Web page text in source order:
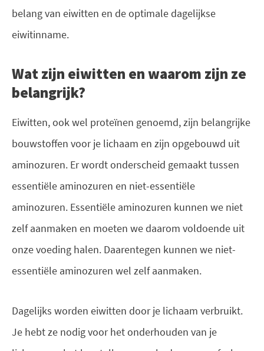
belang van eiwitten en de optimale dagelijkse
eiwitinname.
Wat zijn eiwitten en waarom zijn ze
belangrijk?
Eiwitten, ook wel proteïnen genoemd, zijn belangrijke
bouwstoffen voor je lichaam en zijn opgebouwd uit
aminozuren. Er wordt onderscheid gemaakt tussen
essentiële aminozuren en niet-essentiële
aminozuren. Essentiële aminozuren kunnen we niet
zelf aanmaken en moeten we daarom voldoende uit
onze voeding halen. Daarentegen kunnen we niet-
essentiële aminozuren wel zelf aanmaken.
Dagelijks worden eiwitten door je lichaam verbruikt.
Je hebt ze nodig voor het onderhouden van je